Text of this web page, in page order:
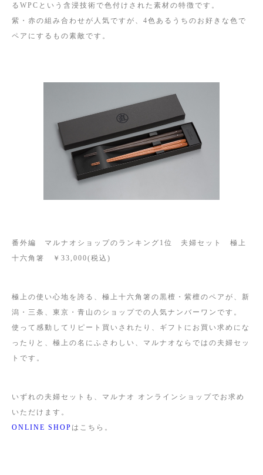
るWPCという含浸技術で色付けされた素材の特徴です。
紫・赤の組み合わせが人気ですが、4色あるうちのお好きな色で
ペアにするもの素敵です。
番外編 マルナオショップのランキング1位 夫婦セット 極上
十六角箸 ￥33,000(税込)
極上の使い心地を誇る、極上十六角箸の黒檀・紫檀のペアが、新
潟・三条、東京・青山のショップでの人気ナンバーワンです。
使って感動してリピート買いされたり、ギフトにお買い求めにな
ったりと、極上の名にふさわしい、マルナオならではの夫婦セッ
トです。
いずれの夫婦セットも、マルナオ オンラインショップでお求め
いただけます。
ONLINE SHOP はこちら。